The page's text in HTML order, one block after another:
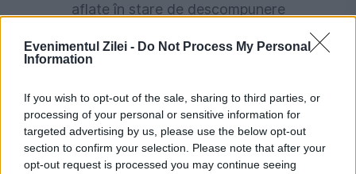
Evenimentul Zilei - Do Not Process My Personal
Information
If you wish to opt-out of the sale, sharing to third parties, or
processing of your personal or sensitive information for
targeted advertising by us, please use the below opt-out
section to confirm your selection. Please note that after your
opt-out request is processed you may continue seeing
aflate în stare de descompunere